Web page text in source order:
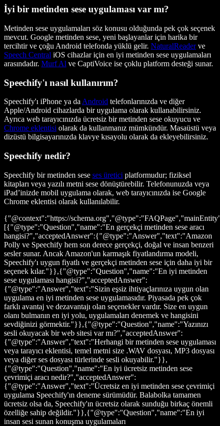
İyi bir metinden sese uygulaması var mı?
Metinden sese uygulamaları söz konusu olduğunda pek çok seçenek
mevcut. Google metinden sese, yeni başlayanlar için harika bir
tercihtir ve çoğu Android telefonda yüklü gelir. NaturalReaderve
Speech Central iOS cihazlar için en iyi metinden sese uygulamaları
arasındadır. Murf Al ve CaptiVoice ise çoklu platform desteği sunar.
Speechify'ı nasıl kullanırım?
Speechify'ı iPhone ya daAndroid telefonlarınızda ve diğer
Apple/Android cihazlarda bir uygulama olarak kullanabilirsiniz.
Ayrıca web tarayıcınızda ücretsiz bir metinden sese okuyucu ve
Chrome eklentisi olarak da kullanmanız mümkündür. Masaüstü veya
dizüstü bilgisayarınızda klavye kısayolu olarak da ekleyebilirsiniz.
Speechify nedir?
Speechify bir metinden sese ses üretici platformudur; fiziksel
kitapları veya yazılı metni sese dönüştürebilir. Telefonunuzda veya
iPad’inizde mobil uygulama olarak, web tarayıcınızda ise Google
Chrome eklentisi olarak kullanılabilir.
{"@context":"https://
[{"@type":"Question","name":"En gerçekçi metinden sese aracı
hangisi?","acceptedAnswer":{"@type":"Answer","text":"Amazon
Polly ve Speechify hem son derece gerçekçi, doğal ve insan benzeri
sesler sunar. Ancak Amazon'un karmaşık fiyatlandırma modeli,
Speechify'ı uygun fiyatlı ve gerçekçi metinden sese için daha iyi bir
seçenek kılar."}},{"@type":"Question","name":"En iyi metinden
sese uygulaması hangisi?","acceptedAnswer":
{"@type":"Answer","text":"Sizin eşsiz ihtiyaçlarınıza uygun olan
uygulama en iyi metinden sese uygulamasıdır. Piyasada pek çok
farklı avantaj ve dezavantajı olan seçenekler vardır. Size en uygun
olanı bulmanın en iyi yolu, uygulamaları denemek ve hangisini
sevdiğinizi görmektir."}},{"@type":"Question","name":"Yazınızı
sesli okuyacak bir web sitesi var mı?","acceptedAnswer":
{"@type":"Answer","text":"Herhangi bir metinden sese uygulaması
veya tarayıcı eklentisi, temel metni size .WAV dosyası, MP3 dosyası
veya diğer ses dosyası türlerinde sesli okuyabilir."}},
{"@type":"Question","name":"En iyi ücretsiz metinden sese
çevrimiçi aracı nedir?","acceptedAnswer":
{"@type":"Answer","text":"Ücretsiz en iyi metinden sese çevrimiçi
uygulama Speechify'ın deneme sürümüdür. Balabolka tamamen
ücretsiz olsa da, Speechify'ın ücretsiz olarak sunduğu birkaç önemli
özelliğe sahip değildir."}},{"@type":"Question","name":"En iyi
insan sesi sunan konuşma uygulamaları